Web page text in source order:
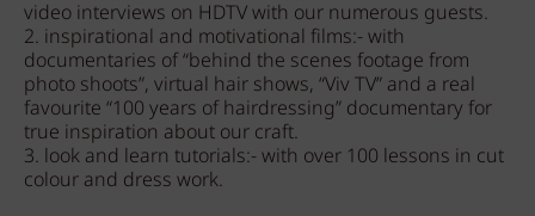
video interviews on HDTV with our numerous guests.
2. inspirational and motivational films:- with
documentaries of “behind the scenes footage from
photo shoots”, virtual hair shows, “Viv TV” and a real
favourite “100 years of hairdressing” documentary for
true inspiration about our craft.
3. look and learn tutorials:- with over 100 lessons in cut
colour and dress work.